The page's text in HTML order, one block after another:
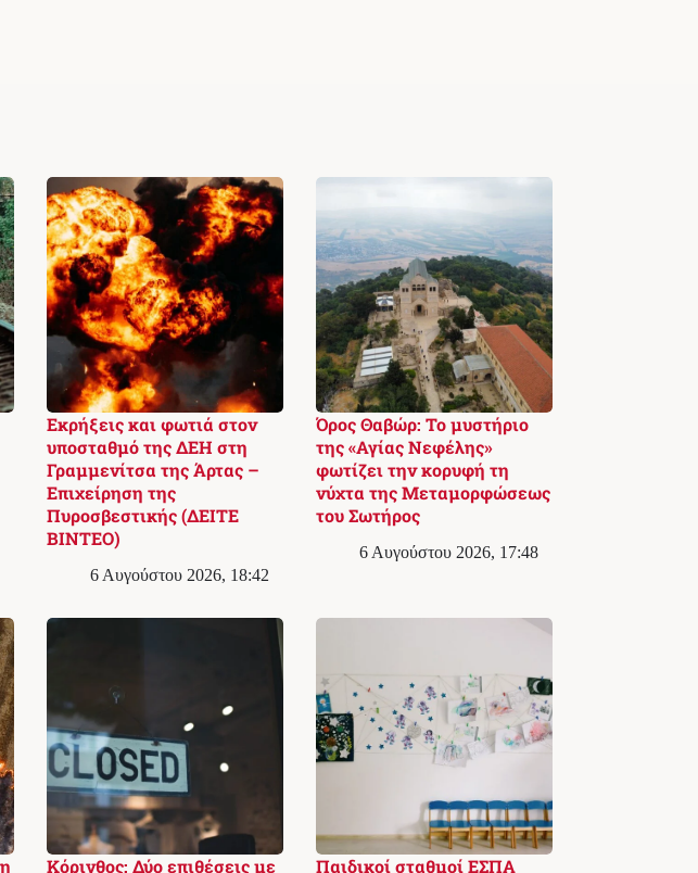
Εκρήξεις και φωτιά στον
υποσταθμό της ΔΕΗ στη
Γραμμενίτσα της Άρτας –
Επιχείρηση της
Πυροσβεστικής (ΔΕΙΤΕ
ΒΙΝΤΕΟ)
6 Αυγούστου 2026, 18:42
Όρος Θαβώρ: Το μυστήριο
της «Αγίας Νεφέλης»
φωτίζει την κορυφή τη
νύχτα της Μεταμορφώσεως
του Σωτήρος
6 Αυγούστου 2026, 17:48
Κόρινθος: Δύο επιθέσεις με Παιδικοί σταθμοί ΕΣΠΑ